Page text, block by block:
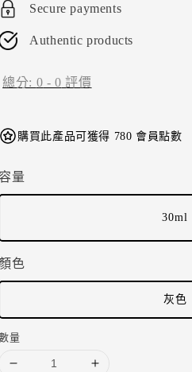
Secure payments
Authentic products
總分: 0 -0 評價
購買此產品可獲得 780 會員點數
容量
30ml
顏色
灰色
量